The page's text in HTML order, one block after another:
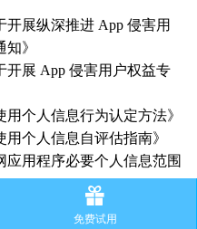
开展纵深推进 App 侵害用
》
开展 App 侵害用户权益专
用个人信息行为认定方法》
用个人信息自评估指南》
应用程序必要个人信息范围
安全技术个人信息安全规
免费试用